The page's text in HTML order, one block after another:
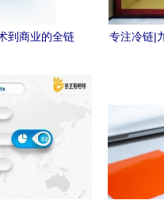
到商业的全链
专注冷链|